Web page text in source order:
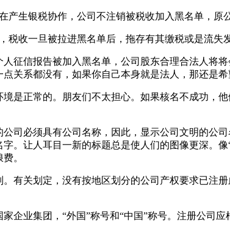
产生银税协作，公司不注销被税收加入黑名单，原
收一旦被拉进黑名单后，拖存有其缴税或是流失
征信报告被加入黑名单，公司股东合理合法人将
关系都没有，如果你自己本身就是法人，那还是
是正常的。朋友们不太担心。如果核名不成功，
司必须具有公司名称，因此，显示公司文明的公
。让人耳目一新的标题总是使人们的图像更深。
费。
有关划定，没有按地区划分的公司产权要求已注
企业集团，“外国”称号和“中国”称号。注册公司